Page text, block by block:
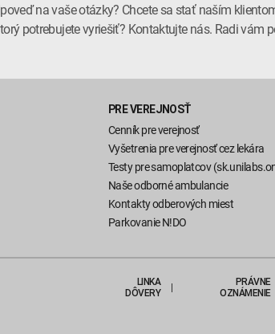
na vaše otázky? Chcete sa stať naším
potrebujete vyriešiť? Kontaktujte nás. Radi vám
PRE VEREJNOSŤ
Cenník pre verejnosť
Vyšetrenia pre verejnosť cez lekára
Testy pre samoplatcov
Naše odborné ambulancie
Kontakty odberových miest
Parkovanie N!DO
LINKA
DÔVERY
PRÁVNE
OZNÁMENIE